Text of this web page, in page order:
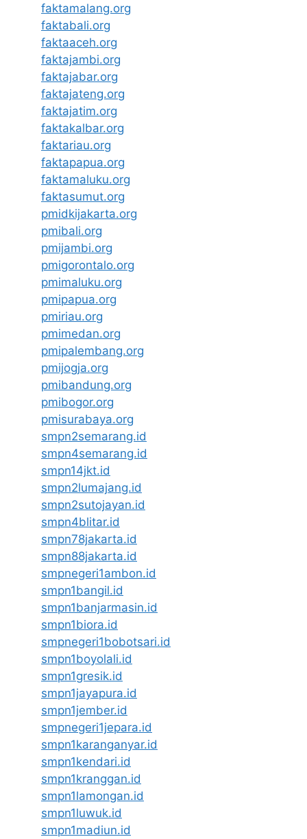
faktamalang.org
faktabali.org
faktaaceh.org
faktajambi.org
faktajabar.org
faktajateng.org
faktajatim.org
faktakalbar.org
faktariau.org
faktapapua.org
faktamaluku.org
faktasumut.org
pmidkijakarta.org
pmibali.org
pmijambi.org
pmigorontalo.org
pmimaluku.org
pmipapua.org
pmiriau.org
pmimedan.org
pmipalembang.org
pmijogja.org
pmibandung.org
pmibogor.org
pmisurabaya.org
smpn2semarang.id
smpn4semarang.id
smpn14jkt.id
smpn2lumajang.id
smpn2sutojayan.id
smpn4blitar.id
smpn78jakarta.id
smpn88jakarta.id
smpnegeri1ambon.id
smpn1bangil.id
smpn1banjarmasin.id
smpn1biora.id
smpnegeri1bobotsari.id
smpn1boyolali.id
smpn1gresik.id
smpn1jayapura.id
smpn1jember.id
smpnegeri1jepara.id
smpn1karanganyar.id
smpn1kendari.id
smpn1kranggan.id
smpn1lamongan.id
smpn1luwuk.id
smpn1madiun.id